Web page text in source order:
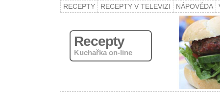
RECEPTY RECEPTY V TELEVIZI NÁPOVĚDA
Recepty
Kuchařka on-line